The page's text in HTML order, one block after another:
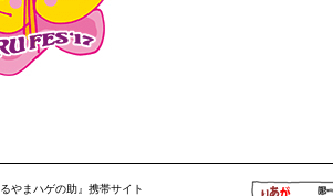
るやまハゲの助』携帯サイト